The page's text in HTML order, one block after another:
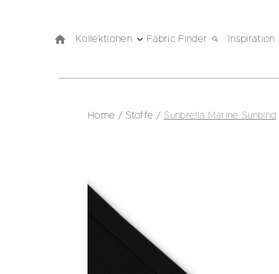
Kollektionen Fabric Finder Inspiration
Home / Stoffe / Sunbrella Marine Sunbind